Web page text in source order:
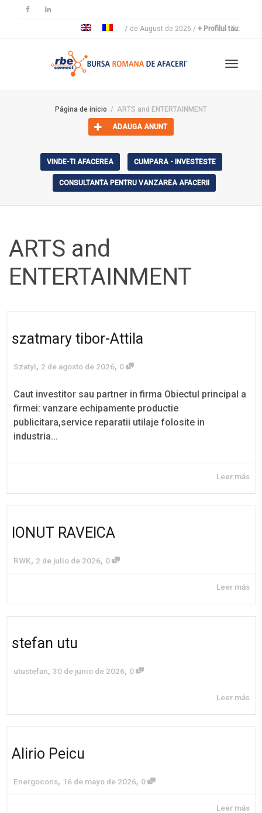
7 de August de 2026 / + Profilul tău:
Página de inicio ARTS and ENTERTAINMENT
ADAUGA ANUNT
VINDE-TI AFACEREA CUMPARA - INVESTESTE
CONSULTANTA PENTRU VANZAREA AFACERII
ARTS and
ENTERTAINMENT
szatmary tibor-Attila
Szatyi, 2 de agosto de 2026, 0
Caut investitor sau partner in firma Obiectul principal a
firmei: vanzare echipamente productie
publicitara,service reparatii utilaje folosite in
industria...
Leer más
IONUT RAVEICA
RWK, 2 de julio de 2026, 0
Leer más
stefan utu
utustefan, 30 de junio de 2026, 0
Leer más
Alirio Peicu
Energocons, 16 de mayo de 2026, 0
Leer más